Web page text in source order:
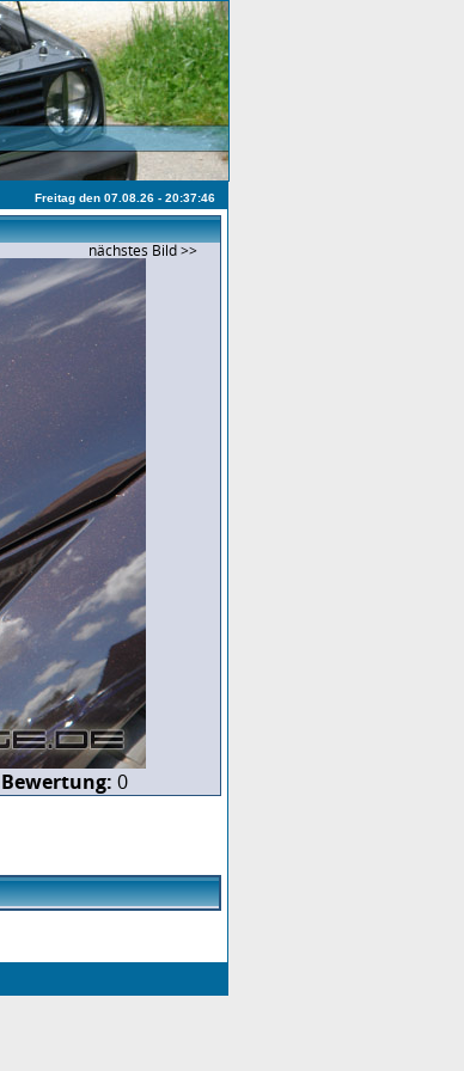
Freitag den 07.08.26 - 20:37:46
nächstes Bild >>
Bewertung: 0